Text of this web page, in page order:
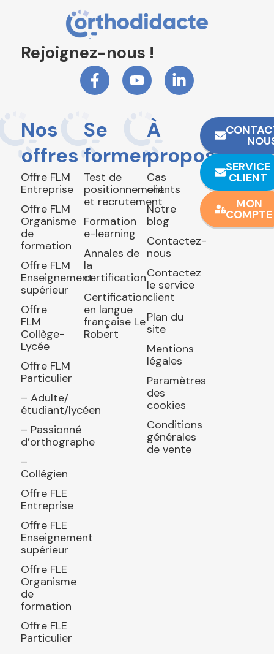
Rejoignez-nous !
Nos
offres
Offre FLM
Entreprise
Offre FLM
Organisme
de
formation
Offre FLM
Enseignement
supérieur
Offre
FLM
Collège-
Lycée
Offre FLM
Particulier
– Adulte/
étudiant/lycéen
– Passionné
d’orthographe
–
Collégien
Offre FLE
Entreprise
Offre FLE
Enseignement
supérieur
Offre FLE
Organisme
de
formation
Offre FLE
Particulier
Se
former
Test de
positionnement
et recrutement
Formation
e-learning
Annales de
la
certification
Certification
en langue
française Le
Robert
À
propos
Cas
clients
Notre
blog
Contactez-
nous
Contactez
le service
client
Plan du
site
Mentions
légales
Paramètres
des
cookies
Conditions
générales
de vente
SERVICE
CLIENT
MON
COMPTE